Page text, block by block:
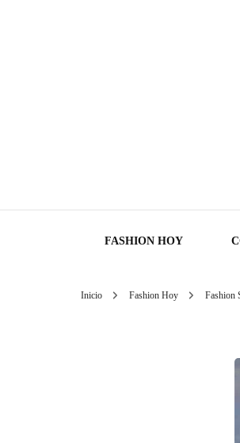
FASHION HOY
Inicio Fashion Hoy Fashion